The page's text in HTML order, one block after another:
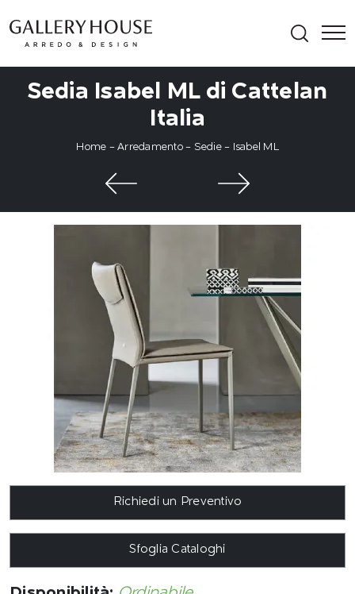
Sedia Isabel ML di Cattelan
Italia
Home - Arredamento- Sedie - Isabel ML
Richiedi un Preventivo
Sfoglia Cataloghi